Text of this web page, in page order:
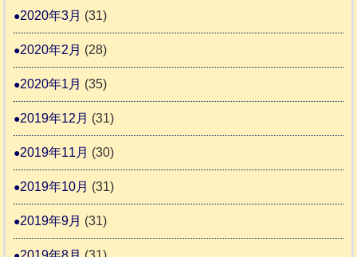
2020年3月 (31)
2020年2月 (28)
2020年1月 (35)
2019年12月 (31)
2019年11月 (30)
2019年10月 (31)
2019年9月 (31)